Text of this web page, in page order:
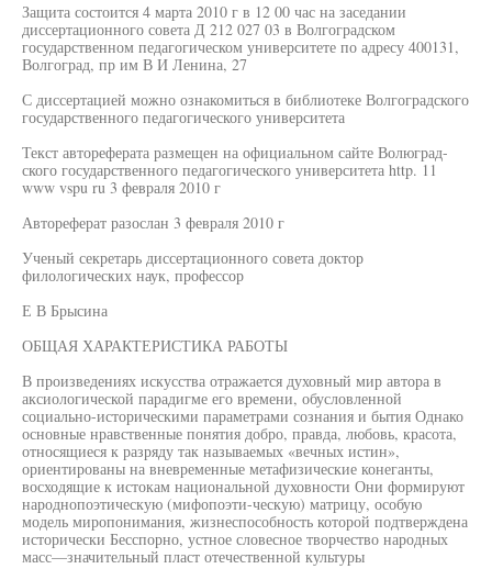
Защита состоится 4 марта 2010 г в 12 00 час на заседании
диссертационного совета Д 212 027 03 в Волгоградском
государственном педагогическом университете по адресу 400131,
Волгоград, пр им В И Ленина, 27
С диссертацией можно ознакомиться в библиотеке Волгоградского
государственного педагогического университета
Текст автореферата размещен на официальном сайте Волюград-
ского государственного педагогического университета http. 11
www vspu ru 3 февраля 2010 г
Автореферат разослан 3 февраля 2010 г
Ученый секретарь диссертационного совета доктор
филологических наук, профессор
Е В Брысина
ОБЩАЯ ХАРАКТЕРИСТИКА РАБОТЫ
В произведениях искусства отражается духовный мир автора в
аксиологической парадигме его времени, обусловленной
социально-историческими параметрами сознания и бытия Однако
основные нравственные понятия добро, правда, любовь, красота,
относящиеся к разряду так называемых «вечных истин»,
ориентированы на вневременные метафизические конеганты,
восходящие к истокам национальной духовности Они формируют
народнопоэтическую (мифопоэти-ческую) матрицу, особую
модель миропонимания, жизнеспособность которой подтверждена
исторически Бесспорно, устное словесное творчество народных
масс—значительный пласт отечественной культуры